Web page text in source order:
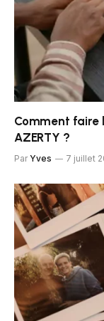
Comment faire
AZERTY ?
Par Yves 7 juillet